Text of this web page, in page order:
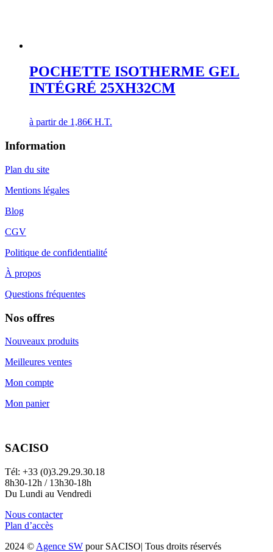
POCHETTE ISOTHERME GEL
INTÉGRÉ 25XH32CM
à partir de 1,86€ H.T.
Information
Plan du site
Mentions légales
Blog
CGV
Politique de confidentialité
À propos
Questions fréquentes
Nos offres
Nouveaux produits
Meilleures ventes
Mon compte
Mon panier
SACISO
Tél: +33 (0)3.29.29.30.18
8h30-12h / 13h30-18h
Du Lundi au Vendredi
Nous contacter
Plan d’accès
2024 © Agence SW pour SACISO| Tous droits réservés